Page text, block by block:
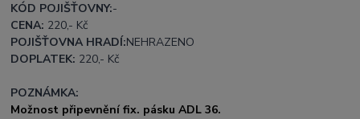
KÓD POJIŠŤOVNY:-
CENA: 220,- Kč
POJIŠŤOVNA HRADÍ:NEHRAZENO
DOPLATEK: 220,- Kč
POZNÁMKA:
Možnost připevnění fix. páskuADL 36.